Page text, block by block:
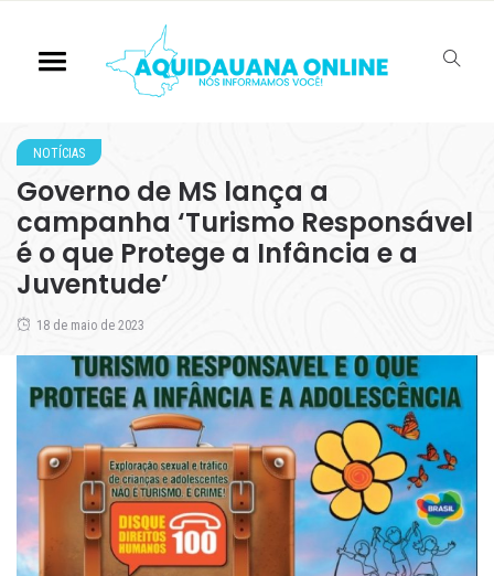
NOTÍCIAS
Governo de MS lança a
campanha ‘Turismo Responsável
é o que Protege a Infância e a
Juventude’
18 de maio de 2023